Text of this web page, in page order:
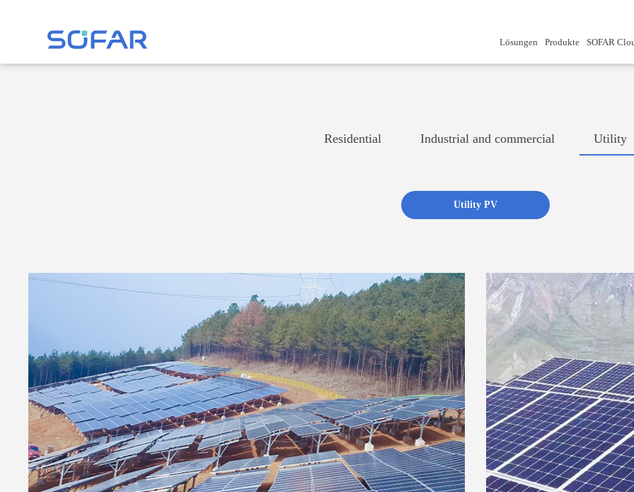
Lösungen Produkte SOFAR
Residential Industrial and commercial Utility
Utility PV